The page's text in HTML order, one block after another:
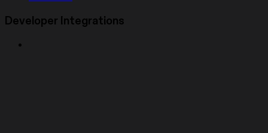
Developer Integrations